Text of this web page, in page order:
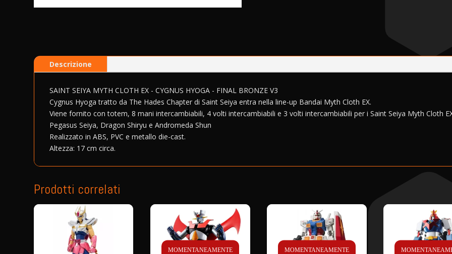
Descrizione
SAINT SEIYA MYTH CLOTH EX - CYGNUS HYOGA - FINAL BRONZE V3
Cygnus Hyoga tratto da The Hades Chapter di Saint Seiya entra nella line-up Bandai Myth Cloth EX.
Viene fornito con totem, 8 mani intercambiabili, 4 volti intercambiabili e 3 volti intercambiabili per i Saint Seiya Myth Cloth
Pegasus Seiya, Dragon Shiryu e Andromeda Shun
Realizzato in ABS, PVC e metallo die-cast.
Altezza: 17 cm circa.
Prodotti correlati
MOMENTANEAMENTE
MOMENTANEAMENTE